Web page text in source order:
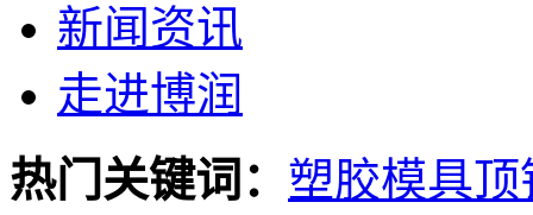
新闻资讯
走进博润
热门关键词： 塑胶模具顶